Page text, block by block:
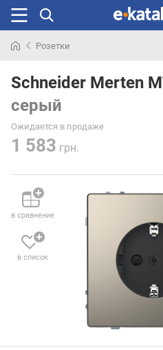
раньше
Розетки
Schneider Merten
серый
Ожидается в продаже
1 583 грн.
в сравнение
в список